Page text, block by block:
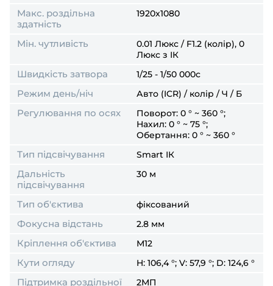
Макс. роздільна
здатність
1920x1080
Мін. чутливість
0.01 Люкс / F1.2 (колір), 0
Люкс з ІК
Швидкість затвора 1/25 - 1/50 000с
Режим день/ніч Авто (ICR) / колір / Ч / Б
Регулювання по осях
Поворот: 0 ° ~ 360 °;
Нахил: 0 ° ~ 75 °;
Обертання: 0 ° ~ 360 °
Тип підсвічування Smart ІК
Дальність
підсвічування
30 м
Тип об'єктива фіксований
Фокусна відстань 2.8 мм
Кріплення об'єктива М12
Кути огляду H: 106,4 °; V: 57,9 °; D: 124,6 °
Підтримка роздільної 2МП